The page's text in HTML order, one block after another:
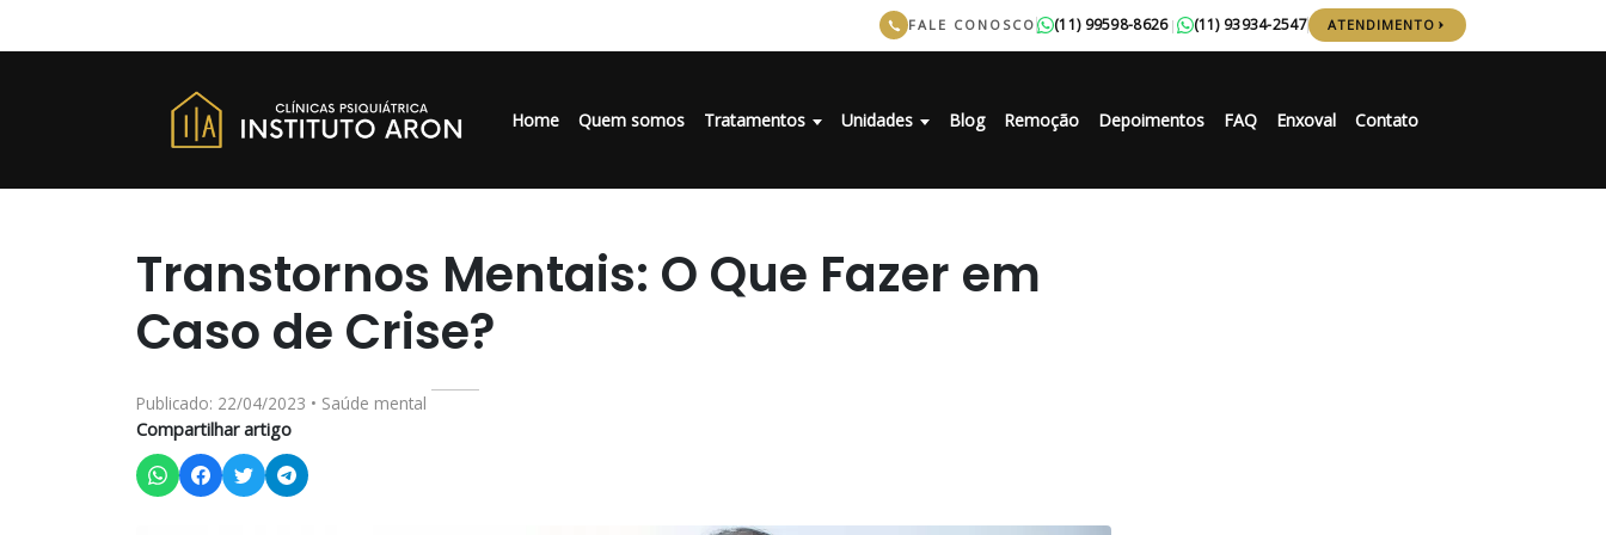
FALE CONOSCO (11) 99598-8626| (11) 93934-2547 ATENDIMENTO
Home Quem somos Tratamentos Unidades Blog Remoção Depoimentos FAQ Enxoval Contato
Transtornos Mentais: O Que Fazer em
Caso de Crise?
Publicado: 22/04/2023 • Saúde mental
Compartilhar artigo